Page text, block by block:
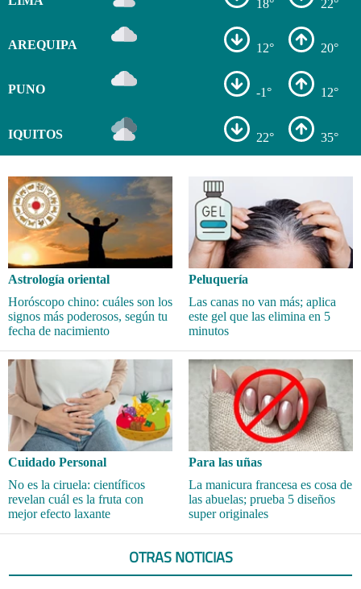
18° 22°
AREQUIPA 12° 20°
PUNO -1° 12°
IQUITOS 22° 35°
Astrología oriental
Horóscopo chino: cuáles son los
signos más poderosos, según tu
fecha de nacimiento
Peluquería
Las canas no van más; aplica
este gel que las elimina en 5
minutos
Cuidado Personal
No es la ciruela: científicos
revelan cuál es la fruta con
mejor efecto laxante
Para las uñas
La manicura francesa es cosa de
las abuelas; prueba 5 diseños
super originales
OTRAS NOTICIAS